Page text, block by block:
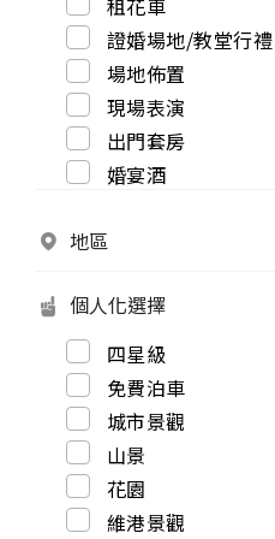
證婚場地/教堂行禮
場地佈置
現場表演
出門套房
婚宴酒
地區
個人化選擇
四星級
免費泊車
城市景觀
山景
花園
維港景觀